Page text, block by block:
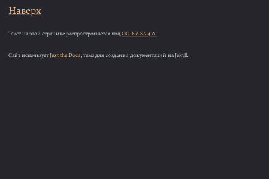
Наверх
Текст на этой странице распростроняется под CC-BY-SA 4.0.
Сайт используетJust the Docs, тема для создания документаций на Jekyll.